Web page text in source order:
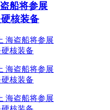
船将参展
核装备